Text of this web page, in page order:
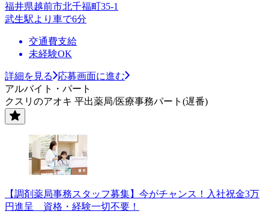
福井県越前市北千福町35-1
武生駅より車で6分
交通費支給
未経験OK
詳細を見る
応募画面に進む
アルバイト・パート
クスリのアオキ 平出薬局/医療事務パート(遅番)
【調剤薬局事務スタッフ募集】今がチャンス！入社祝金3万
円進呈 資格・経験一切不要！